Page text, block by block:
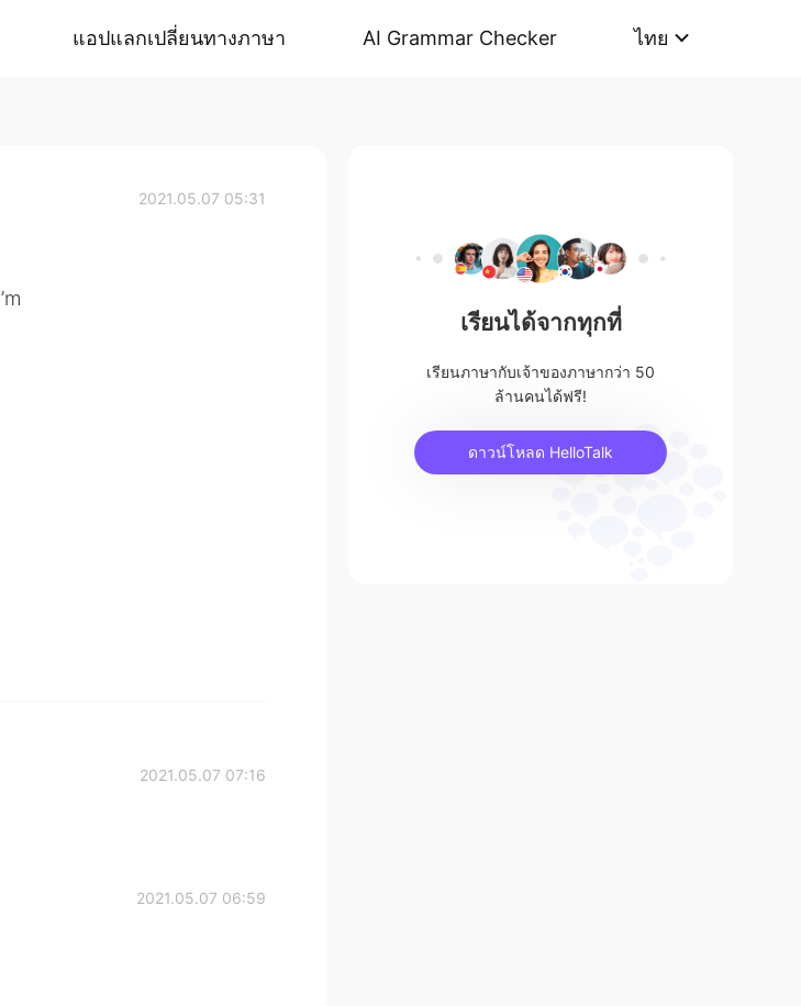
แอปแลกเปลี่ยนทางภาษา AI Grammar Checker ไทย
2021.05.07 05:31
2021.05.07 07:16
2021.05.07 06:59
เรียนได้จากทุกที่
เรียนภาษากับเจ้าของภาษากว่า 50
ล้านคนได้ฟรี!
ดาวน์โหลด HelloTalk